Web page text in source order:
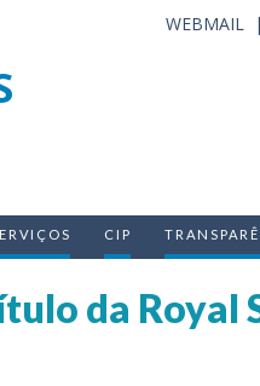
WEBMAIL
CIP
da Royal